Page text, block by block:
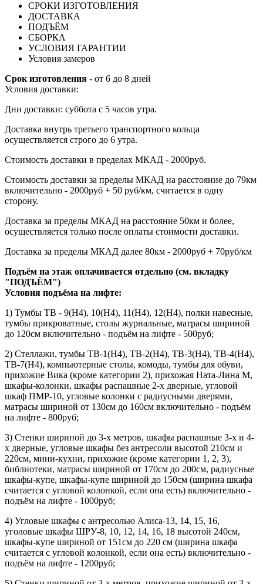
СРОКИ ИЗГОТОВЛЕНИЯ
ДОСТАВКА
ПОДЪЁМ
СБОРКА
УСЛОВИЯ ГАРАНТИИ
Условия замеров
Срок изготовления - от 6 до 8 дней
Условия доставки:
Дни доставки: суббота с 5 часов утра.
Доставка внутрь третьего транспортного кольца
осуществляется строго до 6 утра.
Стоимость доставки в пределах МКАД - 2000руб.
Стоимость доставки за пределы МКАД на расстояние до 79км
включительно - 2000руб + 50 руб/км, считается в одну
сторону.
Доставка за пределы МКАД на расстояние 50км и более,
осуществляется только после оплаты стоимости доставки.
Доставка за пределы МКАД далее 80км - 2000руб + 70руб/км
Подъём на этаж оплачивается отдельно (см. вкладку
"ПОДЪЁМ")
Условия подъёма на лифте:
1) Тумбы ТВ - 9(Н4), 10(Н4), 11(Н4), 12(Н4), полки навесные,
тумбы прикроватные, столы журнальные, матрасы шириной
до 120см включительно - подъём на лифте - 500руб;
2) Стеллажи, тумбы ТВ-1(Н4), ТВ-2(Н4), ТВ-3(Н4), ТВ-4(Н4),
ТВ-7(Н4), компьютерные столы, комоды, тумбы для обуви,
прихожие Вика (кроме категории 2), прихожая Ната-Лина М,
шкафы-колонки, шкафы распашные 2-х дверные, угловой
шкаф ПМР-10, угловые колонки с радиусными дверями,
матрасы шириной от 130см до 160см включительно - подъём
на лифте - 800руб;
3) Стенки шириной до 3-х метров, шкафы распашные 3-х и 4-
х дверные, угловые шкафы без антресоли высотой 210см и
220см, мини-кухни, прихожие (кроме категории 1, 2, 3),
библиотеки, матрасы шириной от 170см до 200см, радиусные
шкафы-купе, шкафы-купе шириной до 150см (ширина шкафа
считается с угловой колонкой, если она есть) включительно -
подъём на лифте - 1000руб;
4) Угловые шкафы с антресолью Алиса-13, 14, 15, 16,
уголовые шкафы ШРУ-8, 10, 12, 14, 16, 18 высотой 240см,
шкафы-купе шириной от 151см до 220 см (ширина шкафа
считается с угловой колонкой, если она есть) включительно -
подъём на лифте - 1200руб;